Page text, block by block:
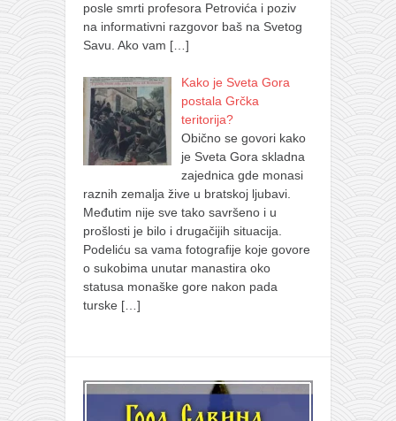
posle smrti profesora Petrovića i poziv
na informativni razgovor baš na Svetog
Savu. Ako vam […]
Kako je Sveta Gora
postala Grčka
teritorija?
Obično se govori kako
je Sveta Gora skladna
zajednica gde monasi
raznih zemalja žive u bratskoj ljubavi.
Međutim nije sve tako savršeno i u
prošlosti je bilo i drugačijih situacija.
Podeliću sa vama fotografije koje govore
o sukobima unutar manastira oko
statusa monaške gore nakon pada
turske […]